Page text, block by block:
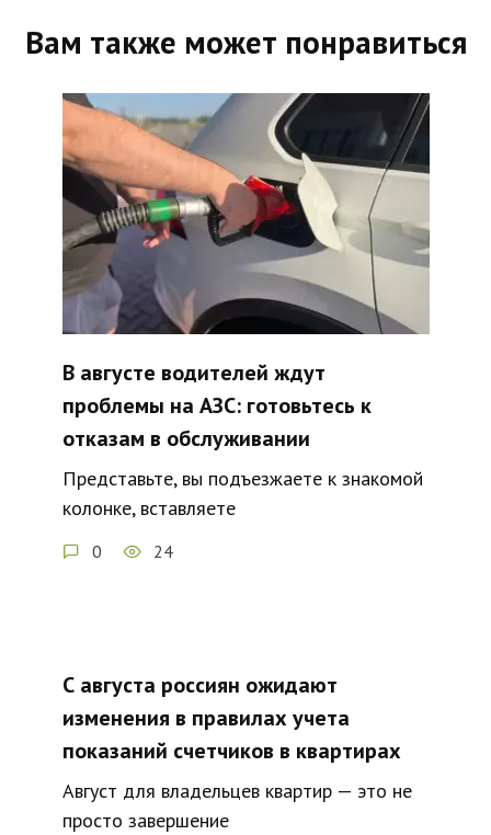
Вам также может понравиться
В августе водителей ждут
проблемы на АЗС: готовьтесь к
отказам в обслуживании
Представьте, вы подъезжаете к знакомой
колонке, вставляете
0 24
С августа россиян ожидают
изменения в правилах учета
показаний счетчиков в квартирах
Август для владельцев квартир — это не
просто завершение